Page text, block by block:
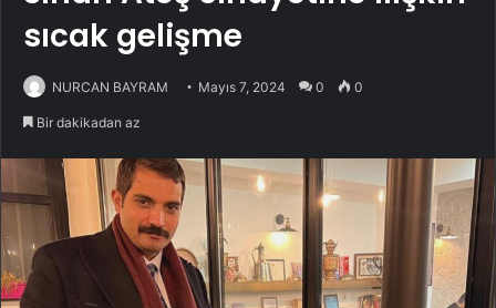
sıcak gelişme
NURCAN BAYRAM Mayıs 7, 2024 0 0
Bir dakikadan az